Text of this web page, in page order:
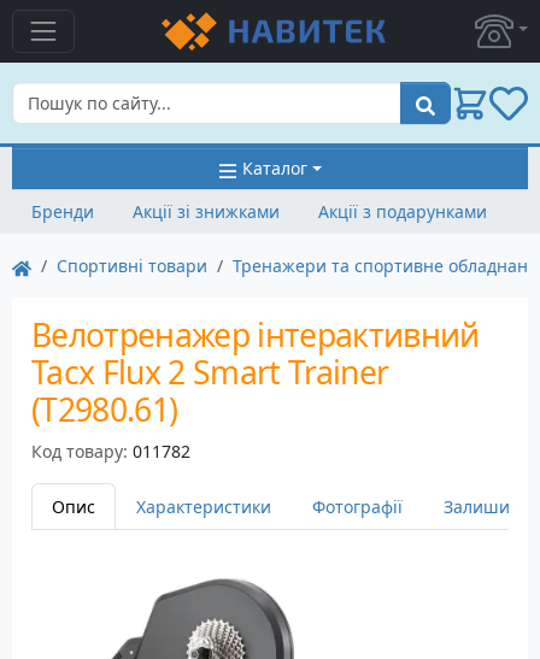
Пошук
Каталог
Бренди
Акції зі знижками Акції з подарунками
Спортивні товари Тренажери та спортивне
Велотренажер інтерактивний
Tacx Flux 2 Smart Trainer
(T2980.61)
Код товару: 011782
Опис Характеристики Фотографії Залишити